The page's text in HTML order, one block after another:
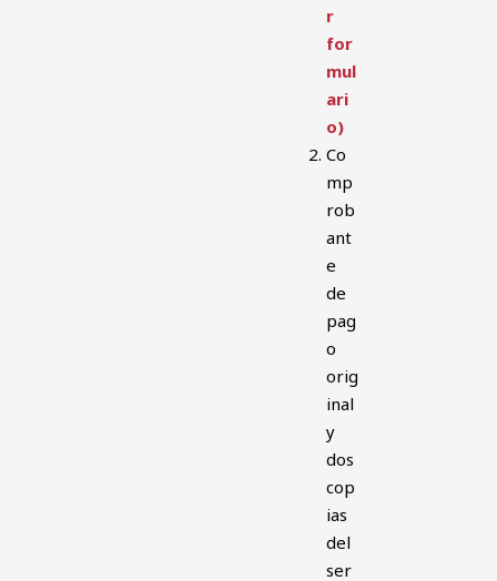
r
for
mul
ari
o)
Co
mp
rob
ant
e
de
pag
o
orig
inal
y
dos
cop
ias
del
ser